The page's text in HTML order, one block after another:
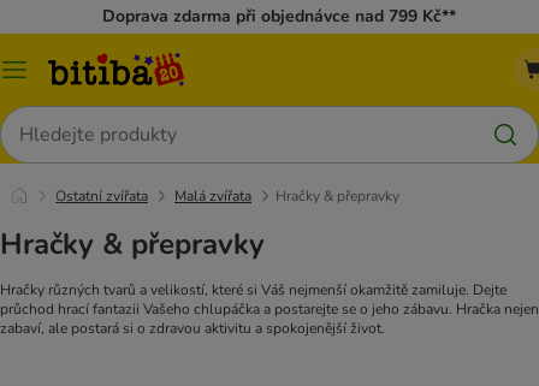
Doprava zdarma při objednávce nad 799 Kč**
Kategorie
Hledat
Ostatní zvířata Malá zvířata Hračky & přepravky
Hračky & přepravky
Hračky různých tvarů a velikostí, které si Váš nejmenší okamžitě zamiluje. Dejte
průchod hrací fantazii Vašeho chlupáčka a postarejte se o jeho zábavu. Hračka nejen
zabaví, ale postará si o zdravou aktivitu a spokojenější život.